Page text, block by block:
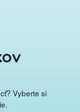
Vyberte si